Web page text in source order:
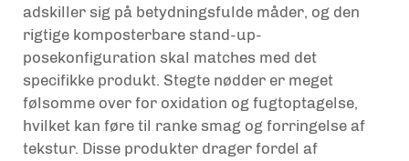
adskiller sig på betydningsfulde måder, og den
rigtige komposterbare stand-up-
posekonfiguration skal matches med det
specifikke produkt. Stegte nødder er meget
følsomme over for oxidation og fugtoptagelse,
hvilket kan føre til ranke smag og forringelse af
tekstur. Disse produkter drager fordel af